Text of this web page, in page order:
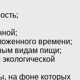
времени;
видам пищи;
на фоне которых